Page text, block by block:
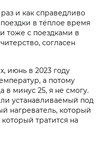
и как справедливо
в тёплое время
тоже с поездками в
согласен
июнь в 2023 году
а потому
в минус 25, я не смогу.
устанавливаемый под
нагреватель, который
тратится на